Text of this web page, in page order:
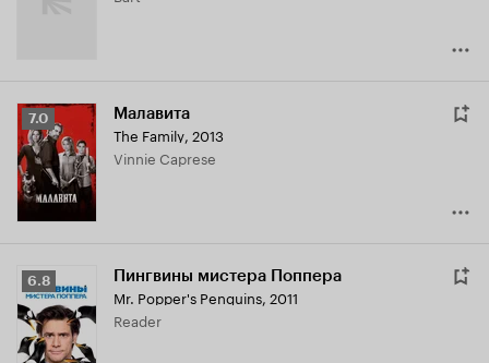
Рейтинг
Кинопоиска
7.0
7.0 Малавита
The Family, 2013
Vinnie Caprese
Рейтинг
Кинопоиска
6.8
6.8 Пингвины мистера Поппера
Mr. Popper's Penguins, 2011
Reader